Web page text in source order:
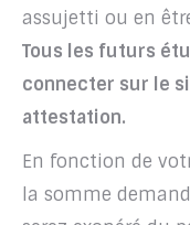
assujetti ou en
Tous les futurs
connecter sur le
attestation.
En fonction de
la somme